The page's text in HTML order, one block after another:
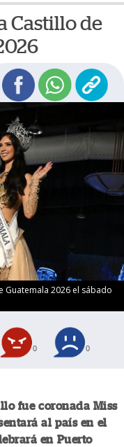
Castillo de
Guatemala 2026 el sábado
0 0
fue coronada Miss
al país en el
en Puerto